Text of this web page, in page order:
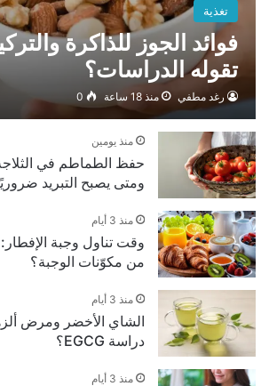
تغذية
فوائد الجوز للذاكرة
تقوله الدراسات؟
رغد مطفي منذ 18 ساعة 0
منذ يومين
حفظ الطماطم في
ومتى يصبح التبريد
منذ 3 أيام
وقت تناول وجبة
من مكوّنات الوجبة؟
منذ 3 أيام
الشاي الأخضر ومرض
دراسة EGCG؟
منذ 3 أيام